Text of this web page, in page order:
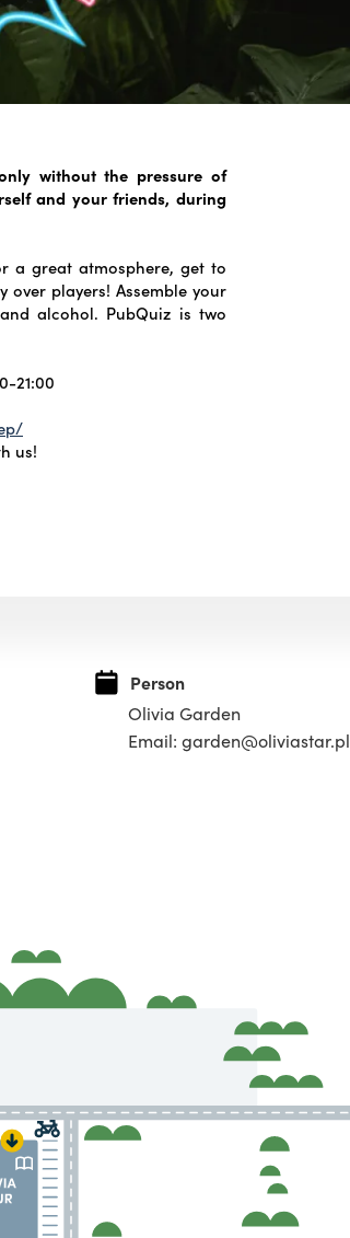
without the pressure of
and your friends, during
a great atmosphere, get to
over players! Assemble your
alcohol. PubQuiz is two
21:00
us!
Person
Olivia Garden
Email: garden@oliviastar.pl